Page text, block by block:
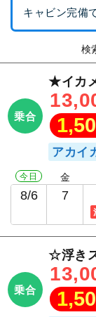
キャビン完備
検
乗合
★イカ
アカイ
今日
8/6
金
7
乗合
☆浮き